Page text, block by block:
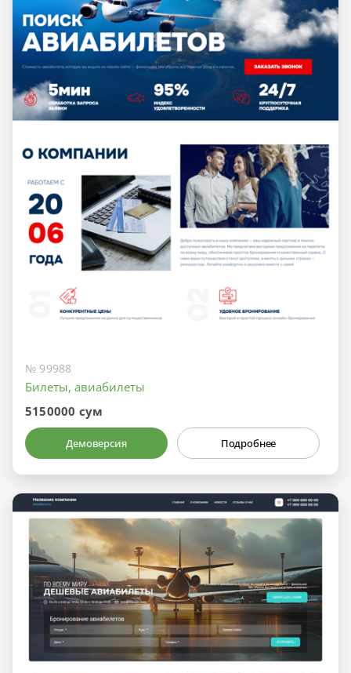
№ 99988
Билеты, авиабилеты
5150000 сум
Демоверсия Подробнее